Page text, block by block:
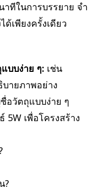
ทีในการบรรยาย จำ
เพียงครั้งเดียว
บบง่าย ๆ: เช่น
บายภาพอย่าง
อวัตถุแบบง่าย ๆ
5W เพื่อโครงสร้าง
?